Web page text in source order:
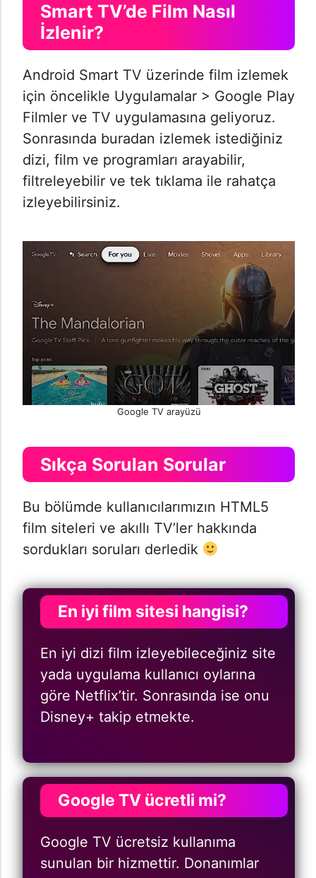
Smart TV’de Film Nasıl
İzlenir?
Android Smart TV üzerinde film izlemek
için öncelikle Uygulamalar > Google Play
Filmler ve TV uygulamasına geliyoruz.
Sonrasında buradan izlemek istediğiniz
dizi, film ve programları arayabilir,
filtreleyebilir ve tek tıklama ile rahatça
izleyebilirsiniz.
Google TV arayüzü
Sıkça Sorulan Sorular
Bu bölümde kullanıcılarımızın HTML5
film siteleri ve akıllı TV’ler hakkında
sordukları soruları derledik
En iyi film sitesi hangisi?
En iyi dizi film izleyebileceğiniz site
yada uygulama kullanıcı oylarına
göre Netflix’tir. Sonrasında ise onu
Disney+ takip etmekte.
Google TV ücretli mi?
Google TV ücretsiz kullanıma
sunulan bir hizmettir. Donanımlar